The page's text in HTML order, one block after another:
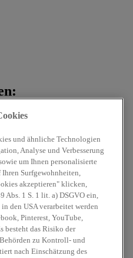
und ähnliche Technologien
Analyse und Verbesserung
um Ihnen personalisierte
Surfgewohnheiten,
akzeptieren" klicken,
Abs. 1 S. 1 lit. a) DSGVO ein,
den USA verarbeitet werden
Pinterest, YouTube,
besteht das Risiko der
zu Kontroll- und
nach Einschätzung des